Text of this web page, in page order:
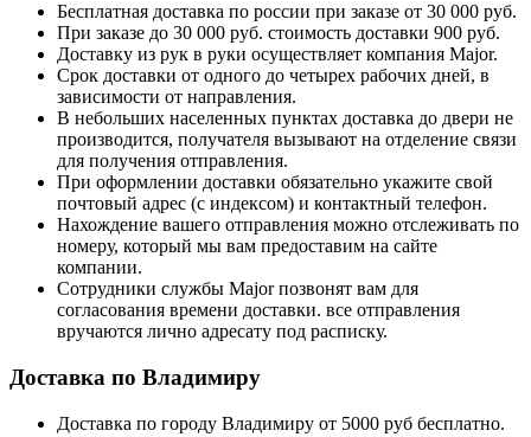
Бесплатная доставка по россии при заказе от 30 000 руб.
При заказе до 30 000 руб. стоимость доставки 900 руб.
Доставку из рук в руки осуществляет компания Major.
Срок доставки от одного до четырех рабочих дней, в
зависимости от направления.
В небольших населенных пунктах доставка до двери не
производится, получателя вызывают на отделение связи
для получения отправления.
При оформлении доставки обязательно укажите свой
почтовый адрес (с индексом) и контактный телефон.
Нахождение вашего отправления можно отслеживать по
номеру, который мы вам предоставим на сайте
компании.
Сотрудники службы Major позвонят вам для
согласования времени доставки. все отправления
вручаются лично адресату под расписку.
Доставка по Владимиру
Доставка по городу Владимиру от 5000 руб бесплатно.